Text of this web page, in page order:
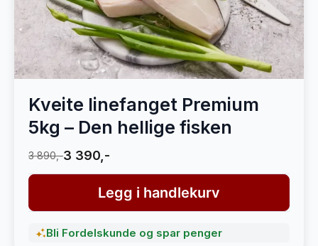
Kveite linefanget Premium
5kg – Den hellige fisken
3 890,-3 390,-
Legg i handlekurv
Bli Fordelskunde og spar penger